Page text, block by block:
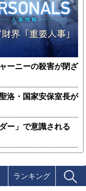
ーニーの殺害が閉ざ
洛・国家安保室長が
ー」で意識される
ランキング